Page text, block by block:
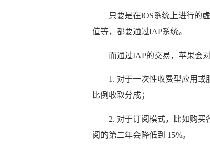
只要是在iOS系统上进行的
值等，都要通过IAP系统。
而通过IAP的交易，苹果会
1. 对于一次性收费型应用或
比例收取分成；
2. 对于订阅模式，比如购
阅的第二年会降低到 15%。